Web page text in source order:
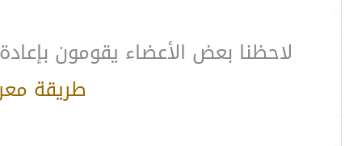
لاحظنا بعض الأعضاء يقومون
طريقة